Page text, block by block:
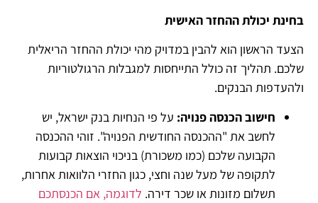
בחינת יכולת ההחזר האישית
הצעד הראשון הוא להבין במדויק מהי יכולת ההחזר הריאלית
שלכם. תהליך זה כולל התייחסות למגבלות הרגולטוריות
ולהעדפות הבנקים.
חישוב הכנסה פנויה: על פי הנחיות בנק ישראל, יש
לחשב את "ההכנסה החודשית הפנויה". זוהי ההכנסה
הקבועה שלכם (כמו משכורת) בניכוי הוצאות קבועות
לתקופה של מעל שנה וחצי, כגון החזרי הלוואות אחרות,
תשלום מזונות או שכר דירה. לדוגמה, אם הכנסתכם